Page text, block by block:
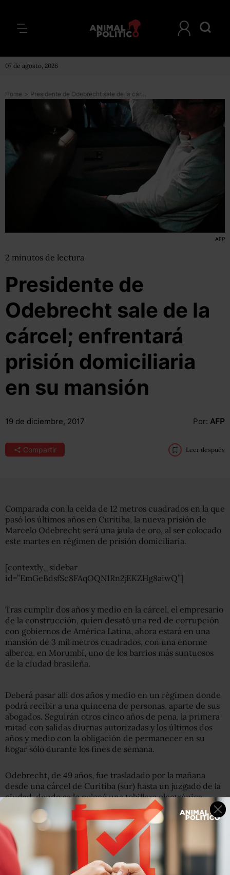
07 de agosto, 2026
Home > Presidente de Odebrecht sale de la cárcel; enfrentará prisión domiciliaria en su mansión
AFP
2 minutos de lectura
Presidente de
Odebrecht sale de la
cárcel; enfrentará
prisión domiciliaria
en su mansión
19 de diciembre, 2017 Por: AFP
Compartir Leer después
Comparada con la celda de 12 metros cuadrados en la que
pasó los últimos años en Curitiba, la nueva prisión de
Marcelo Odebrecht será una jaula de oro, al ser colocado
este martes en régimen de prisión domiciliaria.
[contextly_sidebar
id=”EmGeBdsfSc8FAqOQN1Rn2jEKZHg8aiwQ”]
Tras cumplir dos años y medio en la cárcel, el empresario
de la construcción, quien desató una red de corrupción
con gobiernos de América Latina, ahora estará en una
mansión de 3 mil metros cuadrados, con una enorme
alberca, en Morumbí, uno de los barrios más suntuosos
de la ciudad brasileña.
Deberá pasar allí dos años y medio en un régimen donde
podrá recibir a una quincena de personas, aparte de sus
abogados. Seguirán otros cinco años de pena, la primera
mitad con salidas diurnas autorizadas y los últimos dos
años y medio con la obligación de permanecer en su
hogar sólo durante los fines de semana.
Odebrecht, de 49 años, fue trasladado por la mañana
desde una cárcel de Curitiba (sur) hasta un juzgado de la
ciudad, donde se le colocó una tobillera electrónica,
antes de partir en una avioneta particular, constataron
periodistas de la AFP.